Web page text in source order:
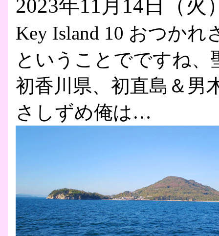
2023年11月14日（火
Key Island 10 おつかれ
ということでですね
初香川県、初直島＆男
さしずめ俺は…